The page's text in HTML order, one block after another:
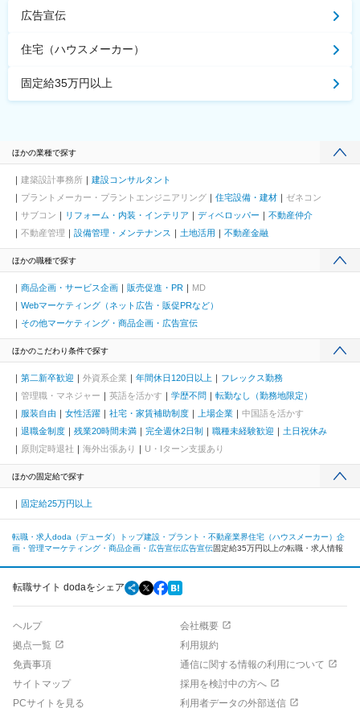
広告宣伝
住宅（ハウスメーカー）
固定給35万円以上
ほかの業種で探す
建築設計事務所
建設コンサルタント
プラントメーカー・プラントエンジニアリング
住宅設備・建材
ゼネコン
サブコン
リフォーム・内装・インテリア ディベロッパー
不動産仲介
不動産管理
設備管理・メンテナンス 土地活用 不動産金融
ほかの職種で探す
商品企画・サービス企画 販売促進・PR
MD
Webマーケティング（ネット広告・販促PRなど）
その他マーケティング・商品企画・広告宣伝
ほかのこだわり条件で探す
第二新卒歓迎 外資系企業 年間休日120日以上
フレックス勤務
管理職・マネジャー
英語を活かす 学歴不問
転勤なし（勤務地限定）
服装自由
女性活躍 社宅・家賃補助制度 上場企業
中国語を活かす
退職金制度
残業20時間未満 完全週休2日制 職種未経験歓迎
土日祝休み
原則定時退社
海外出張あり U・Iターン支援あり
ほかの固定給で探す
固定給25万円以上
転職・求人doda（デューダ）トップ建設・プラント・不動産業界住宅（ハウスメーカー） 企
画・管理マーケティング・商品企画・広告宣伝広告宣伝固定給35万円以上の転職・求人情報
転職サイト dodaをシェア
ヘルプ
会社概要
拠点一覧
利用規約
免責事項
通信に関する情報の利用について
サイトマップ
採用を検討中の方へ
PCサイトを見る
利用者データの外部送信